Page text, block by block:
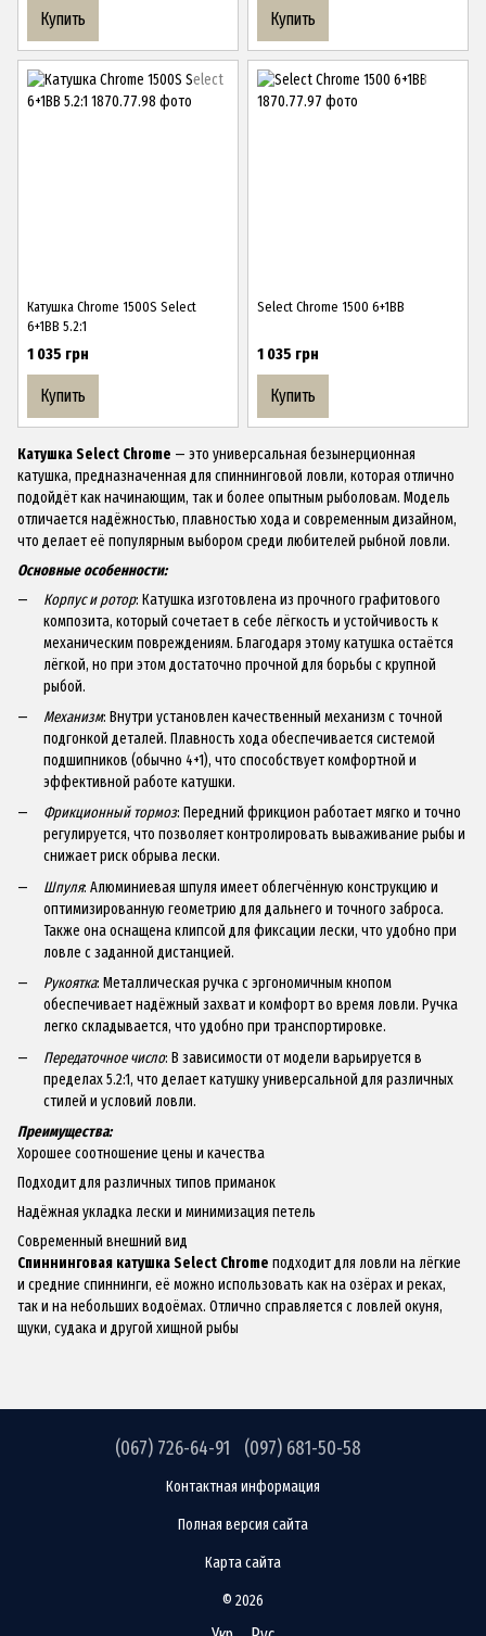
Купить Купить
Катушка Chrome 1500S Select
6+1BB 5.2:1
1 035 грн
Купить
Select Chrome 1500 6+1BB
1 035 грн
Купить
КатушкаSelect Chrome — это универсальная безынерционная
катушка, предназначенная для спиннинговой ловли, которая отлично
подойдёт как начинающим, так и более опытным рыболовам. Модель
отличается надёжностью, плавностью хода и современным дизайном,
что делает её популярным выбором среди любителей рыбной ловли.
Основные особенности:
Корпус и ротор: Катушка изготовлена из прочного графитового
композита, который сочетает в себе лёгкость и устойчивость к
механическим повреждениям. Благодаря этому катушка остаётся
лёгкой, но при этом достаточно прочной для борьбы с крупной
рыбой.
Механизм: Внутри установлен качественный механизм с точной
подгонкой деталей. Плавность хода обеспечивается системой
подшипников (обычно 4+1), что способствует комфортной и
эффективной работе катушки.
Фрикционный тормоз: Передний фрикцион работает мягко и точно
регулируется, что позволяет контролировать вываживание рыбы и
снижает риск обрыва лески.
Шпуля: Алюминиевая шпуля имеет облегчённую конструкцию и
оптимизированную геометрию для дальнего и точного заброса.
Также она оснащена клипсой для фиксации лески, что удобно при
ловле с заданной дистанцией.
Рукоятка: Металлическая ручка с эргономичным кнопом
обеспечивает надёжный захват и комфорт во время ловли. Ручка
легко складывается, что удобно при транспортировке.
Передаточное число: В зависимости от модели варьируется в
пределах 5.2:1, что делает катушку универсальной для различных
стилей и условий ловли.
Преимущества:
Хорошее соотношение цены и качества
Подходит для различных типов приманок
Надёжная укладка лески и минимизация петель
Современный внешний вид
Спиннинговая катушкаSelect Chrome подходит для ловли на лёгкие
и средние спиннинги, её можно использовать как на озёрах и реках,
так и на небольших водоёмах. Отлично справляется с ловлей окуня,
щуки, судака и другой хищной рыбы
(067) 726-64-91 (097) 681-50-58
Контактная информация
Полная версия сайта
Карта сайта
© 2026